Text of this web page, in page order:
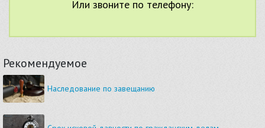
Или звоните по телефону:
Рекомендуемое
Наследование по завещанию